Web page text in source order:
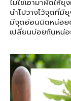
ไม่ใช่เอามาผัดให้ยุ
นำไปวางไว้จุดที่มี
มีจุดอ่อนนิดหน่อยต
เปลี่ยนบ่อยกันหน่